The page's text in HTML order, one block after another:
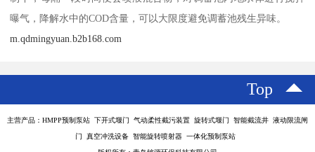
曝气，降解水中的COD含量，可以大限度避免调蓄池残生异味。
m.qdmingyuan.b2b168.com
Top
主营产品：HMPP预制泵站 下开式堰门 气动柔性截污装置 旋转式堰门 智能截流井 液动限流闸
门 真空冲洗设备 智能旋转喷射器 一体化预制泵站